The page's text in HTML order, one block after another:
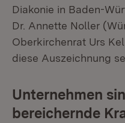
Diakonie in Baden-
Dr. Annette Noller
Oberkirchenrat Urs
diese Auszeichnung
Unternehmen
bereichernde